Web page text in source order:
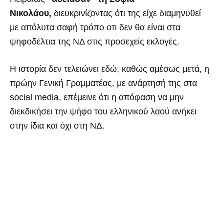
Νικολάου, διευκρινίζοντας ότι της είχε διαμηνυθεί
με απόλυτα σαφή τρόπο οτι δεν θα είναι στα
ψηφοδέλτια της ΝΔ στις προσεχείς εκλογές.
Η ιστορία δεν τελειώνει εδώ, καθώς αμέσως μετά, η
πρώην Γενική Γραμματέας, με ανάρτησή της στα
social media, επέμεινε ότι η απόφαση να μην
διεκδικήσει την ψήφο του ελληνικού λαού ανήκει
στην ίδια και όχι στη ΝΔ.